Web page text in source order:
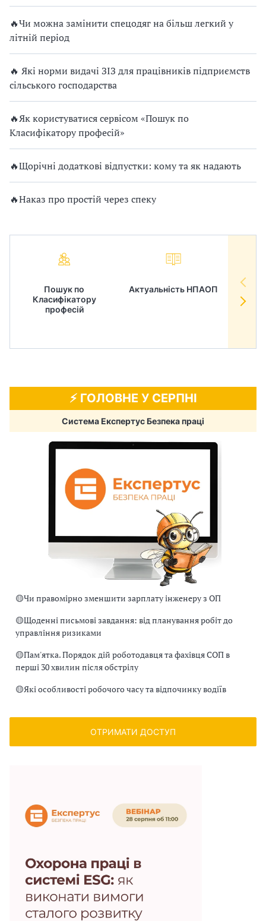
🔥Чи можна замінити спецодяг на більш легкий у
літній період
🔥 Які норми видачі ЗІЗ для працівників підприємств
сільського господарства
🔥Як користуватися сервісом «Пошук по
Класифікатору професій»
🔥Щорічні додаткові відпустки: кому та як надають
🔥Наказ про простій через спеку
Пошук по
Класифікатору
професій
Актуальність НПАОП
⚡️ ГОЛОВНЕ У СЕРПНІ
Система Експертус Безпека праці
🟡Чи правомірно зменшити зарплату інженеру з ОП
🟡Щоденні письмові завдання: від планування робіт до
управління ризиками
🟡Пам'ятка. Порядок дій роботодавця та фахівця СОП в
перші 30 хвилин після обстрілу
🟡Які особливості робочого часу та відпочинку водіїв
ОТРИМАТИ ДОСТУП